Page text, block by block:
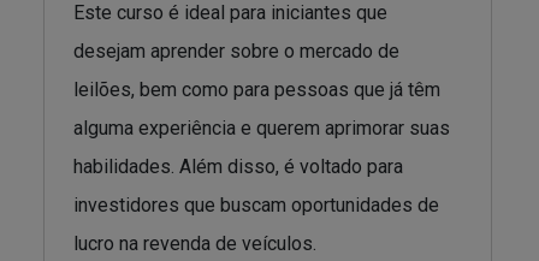
Este curso é ideal para iniciantes que
desejam aprender sobre o mercado de
leilões, bem como para pessoas que já têm
alguma experiência e querem aprimorar suas
habilidades. Além disso, é voltado para
investidores que buscam oportunidades de
lucro na revenda de veículos.